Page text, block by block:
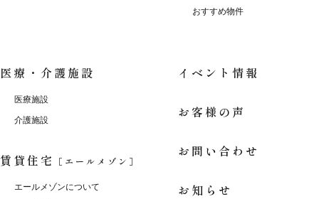
おすすめ物件
医療・介護施設
医療施設
介護施設
賃貸住宅 ［エールメゾン］
エールメゾンについて
イベント情報
お客様の声
お問い合わせ
お知らせ